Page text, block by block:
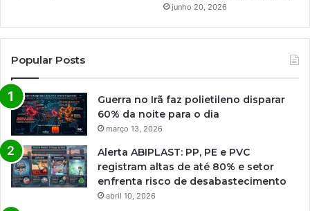
junho 20, 2026
Popular Posts
Guerra no Irã faz polietileno disparar
60% da noite para o dia
março 13, 2026
Alerta ABIPLAST: PP, PE e PVC
registram altas de até 80% e setor
enfrenta risco de desabastecimento
abril 10, 2026